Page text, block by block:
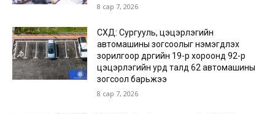
8 сар 7, 2026
СХД: Сургууль, цэцэрлэгийн
автомашины зогсоолыг нэмэгдүүлэх
зорилгоор дүүргийн 19-р хороонд 92-р
цэцэрлэгийн урд талд 62 автомашины
зогсоол барьжээ
8 сар 7, 2026